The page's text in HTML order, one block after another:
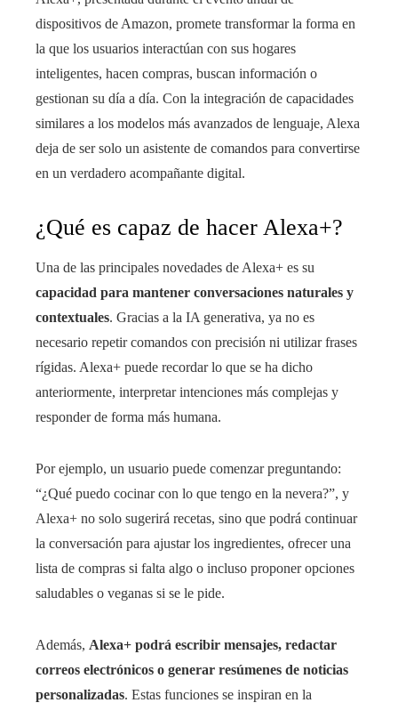
dispositivos de Amazon, promete transformar la forma en
la que los usuarios interactúan con sus hogares
inteligentes, hacen compras, buscan información o
gestionan su día a día. Con la integración de capacidades
similares a los modelos más avanzados de lenguaje, Alexa
deja de ser solo un asistente de comandos para convertirse
en un verdadero acompañante digital.
¿Qué es capaz de hacer Alexa+?
Una de las principales novedades de Alexa+ es su
capacidad para mantener conversaciones naturales y
contextuales. Gracias a la IA generativa, ya no es
necesario repetir comandos con precisión ni utilizar frases
rígidas. Alexa+ puede recordar lo que se ha dicho
anteriormente, interpretar intenciones más complejas y
responder de forma más humana.
Por ejemplo, un usuario puede comenzar preguntando:
“¿Qué puedo cocinar con lo que tengo en la nevera?”, y
Alexa+ no solo sugerirá recetas, sino que podrá continuar
la conversación para ajustar los ingredientes, ofrecer una
lista de compras si falta algo o incluso proponer opciones
saludables o veganas si se le pide.
Además, Alexa+ podrá escribir mensajes, redactar
correos electrónicos o generar resúmenes de noticias
personalizadas. Estas funciones se inspiran en la